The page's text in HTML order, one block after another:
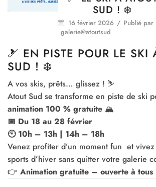
SUD ! ❄️
16 février 2026 / Publié par
galerie@atoutsud
🎿 EN PISTE POUR LE SKI
SUD ! ❄️
A vos skis, prêts… glissez ! ⛷️
Atout Sud se transforme en piste de ski
animation 100 % gratuite 🏔️
📅 Du 18 au 28 février
🕙 10h – 13h | 14h – 18h
Venez profiter d’un moment fun et vivez
sports d’hiver sans quitter votre galerie
👉 Animation gratuite – ouverte à tous